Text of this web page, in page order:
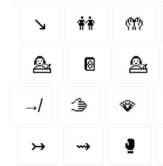
↘ 👭 🤲
💁 📔 💁‍
↛ 🫱 🪭
↣ ⇝ 🥊